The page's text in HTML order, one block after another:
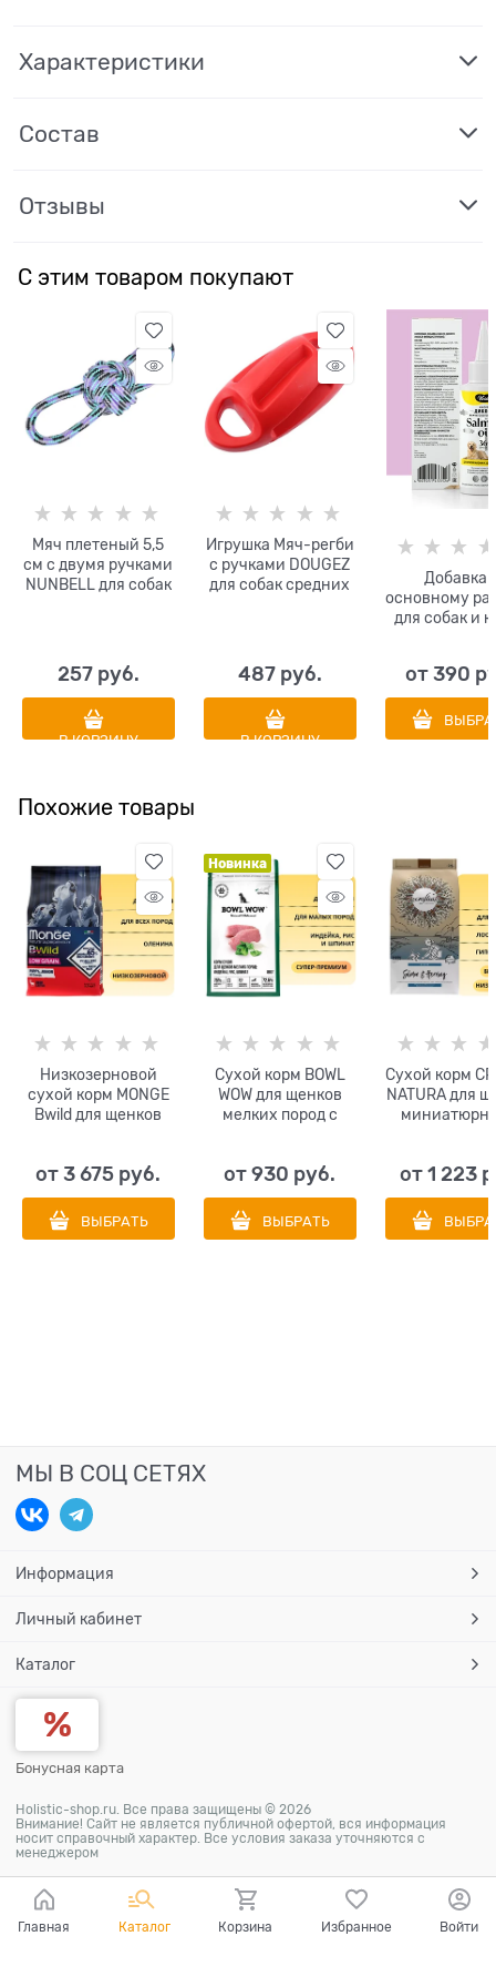
Характеристики
Состав
Отзывы
С этим товаром покупают
Мяч плетеный 5,5
см с двумя ручками
NUNBELL для собак
ассортименте
257 руб.
В КОРЗИНУ
Игрушка Мяч-регби
с ручками DOUGEZ
для собак средних
487 руб.
В КОРЗИНУ
Добавка
основному
для собак и
от390
Похожие товары
Низкозерновой
сухой корм MONGE
Bwild для щенков
Puppy/junior Dog
Deer Low Grain
от3 675 руб.
ВЫБРАТЬ
Новинка
Сухой корм BOWL
WOW для щенков
мелких пород с
от930 руб.
ВЫБРАТЬ
Сухой корм
NATURA для
(SALMON &
PUPPY TOY &
BREED)
от 1 223
МЫ В СОЦ СЕТЯХ
Информация
Личный кабинет
Каталог
Бонусная карта
Holistic-shop.ru. Все права защищены © 2026
Внимание! Сайт не является публичной офертой, вся информация
носит справочный характер. Все условия заказа уточняются с
менеджером
Главная Каталог Корзина Избранное Войти